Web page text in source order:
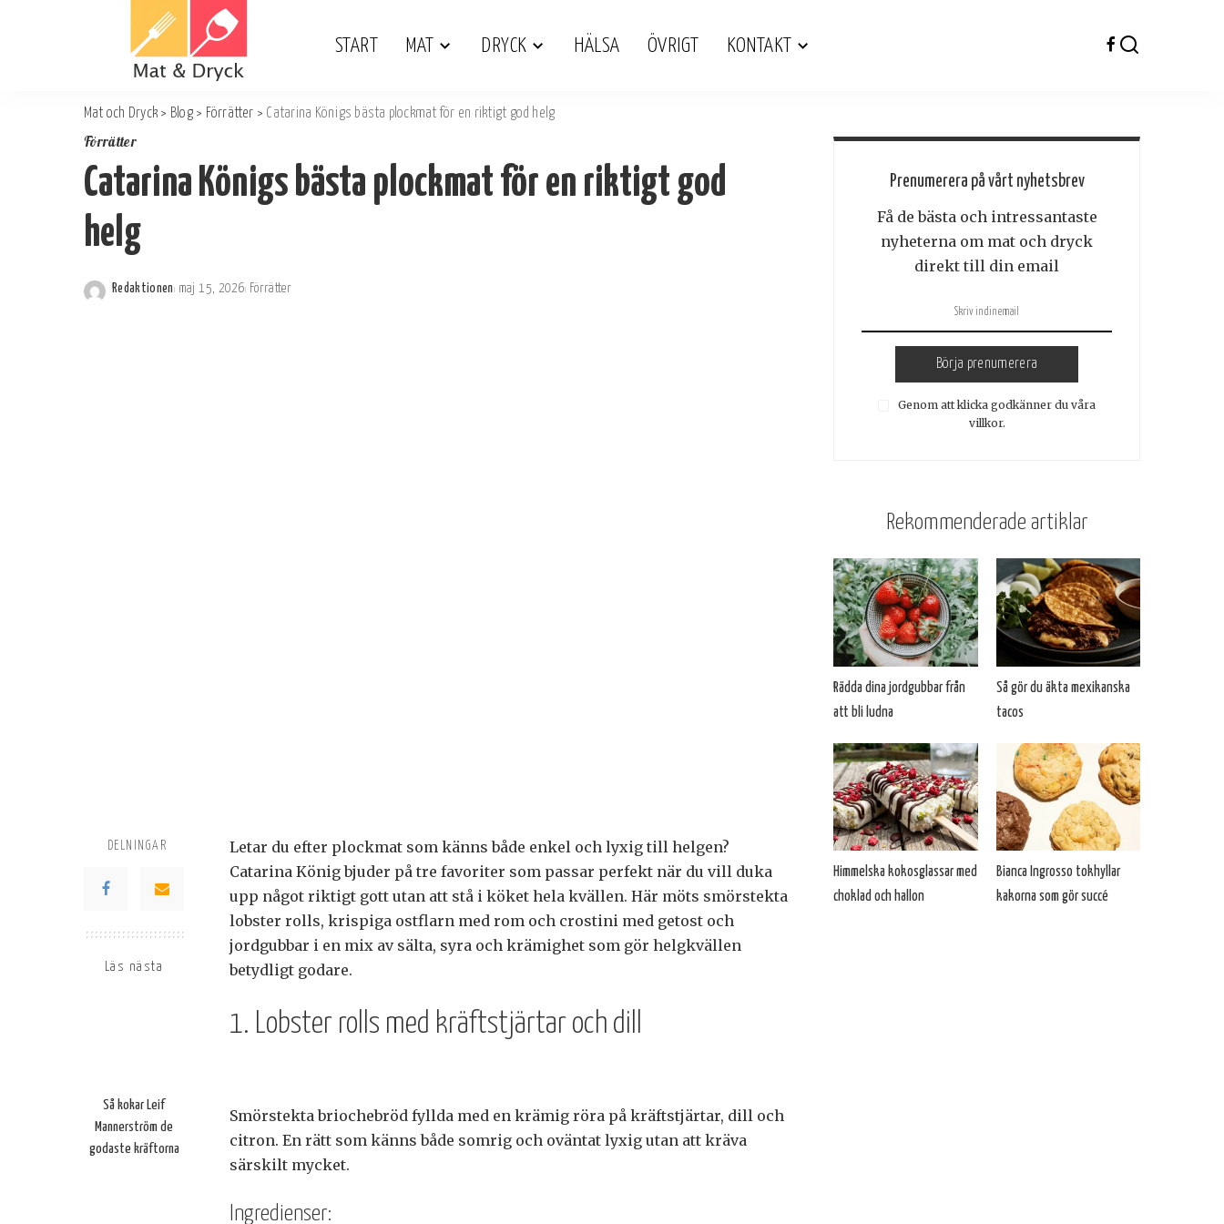
START MAT DRYCK HÄLSA ÖVRIGT KONTAKT
Mat och Dryck > Blog> Förrätter > Catarina Königs bästa plockmat för en riktigt god helg
Förrätter
Catarina Königs bästa plockmat för en riktigt god
helg
Redaktionen maj 15, 2026 Förrätter
DELNINGAR
Läs nästa
Så kokar Leif
Mannerström de
godaste kräftorna
Letar du efter plockmat som känns både enkel och lyxig till helgen?
Catarina König bjuder på tre favoriter som passar perfekt när du vill duka
upp något riktigt gott utan att stå i köket hela kvällen. Här möts smörstekta
lobster rolls, krispiga ostflarn med rom och crostini med getost och
jordgubbar i en mix av sälta, syra och krämighet som gör helgkvällen
betydligt godare.
1. Lobster rolls med kräftstjärtar och dill
Smörstekta briochebröd fyllda med en krämig röra på kräftstjärtar, dill och
citron. En rätt som känns både somrig och oväntat lyxig utan att kräva
särskilt mycket.
Ingredienser:
Prenumerera på vårt nyhetsbrev
Få de bästa och intressantaste
nyheterna om mat och dryck
direkt till din email
Börja prenumerera
Genom att klicka godkänner du våra
villkor.
Rekommenderade artiklar
Rädda dina jordgubbar från
att bli ludna
Så gör du äkta mexikanska
tacos
Himmelska kokosglassar med
choklad och hallon
Bianca Ingrosso tokhyllar
kakorna som gör succé